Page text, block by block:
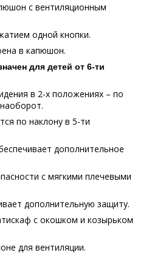
с вентиляционным
одной кнопки.
в капюшон.
для детей от 6-ти
в 2-х положениях – по
по наклону в 5-ти
дополнительное
с мягкими плечевыми
дополнительную защиту.
с окошком и козырьком
для вентиляции.